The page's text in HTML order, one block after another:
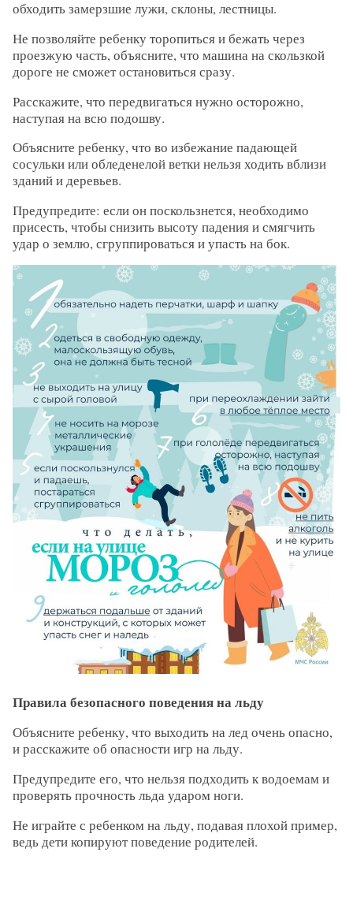
обходить замерзшие лужи, склоны, лестницы.
Не позволяйте ребенку торопиться и бежать через
проезжую часть, объясните, что машина на скользкой
дороге не сможет остановиться сразу.
Расскажите, что передвигаться нужно осторожно,
наступая на всю подошву.
Объясните ребенку, что во избежание падающей
сосульки или обледенелой ветки нельзя ходить вблизи
зданий и деревьев.
Предупредите: если он поскользнется, необходимо
присесть, чтобы снизить высоту падения и смягчить
удар о землю, сгруппироваться и упасть на бок.
Правила безопасного поведения на льду
Объясните ребенку, что выходить на лед очень опасно,
и расскажите об опасности игр на льду.
Предупредите его, что нельзя подходить к водоемам и
проверять прочность льда ударом ноги.
Не играйте с ребенком на льду, подавая плохой пример,
ведь дети копируют поведение родителей.